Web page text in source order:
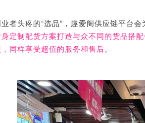
者头疼的“选品”，趣爱阁供应链平台会
定制配货方案打造与众不同的货品搭
同样享受超值的服务和售后。